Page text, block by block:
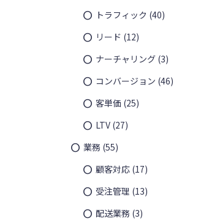
トラフィック (40)
リード (12)
ナーチャリング (3)
コンバージョン (46)
客単価 (25)
LTV (27)
業務 (55)
顧客対応 (17)
受注管理 (13)
配送業務 (3)